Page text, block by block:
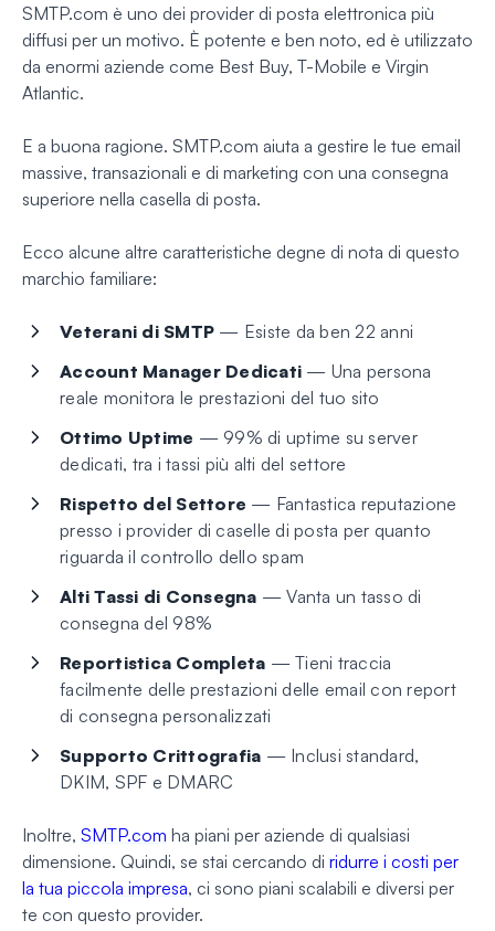
SMTP.com è uno dei provider di posta elettronica più
diffusi per un motivo. È potente e ben noto, ed è utilizzato
da enormi aziende come Best Buy, T-Mobile e Virgin
Atlantic.
E a buona ragione. SMTP.com aiuta a gestire le tue email
massive, transazionali e di marketing con una consegna
superiore nella casella di posta.
Ecco alcune altre caratteristiche degne di nota di questo
marchio familiare:
Veterani di SMTP — Esiste da ben 22 anni
Account Manager Dedicati — Una persona
reale monitora le prestazioni del tuo sito
Ottimo Uptime — 99% di uptime su server
dedicati, tra i tassi più alti del settore
Rispetto del Settore — Fantastica reputazione
presso i provider di caselle di posta per quanto
riguarda il controllo dello spam
Alti Tassi di Consegna — Vanta un tasso di
consegna del 98%
Reportistica Completa — Tieni traccia
facilmente delle prestazioni delle email con report
di consegna personalizzati
Supporto Crittografia — Inclusi standard,
DKIM, SPF e DMARC
Inoltre, SMTP.com ha piani per aziende di qualsiasi
dimensione. Quindi, se stai cercando di ridurre i costi per
la tua piccola impresa, ci sono piani scalabili e diversi per
te con questo provider.